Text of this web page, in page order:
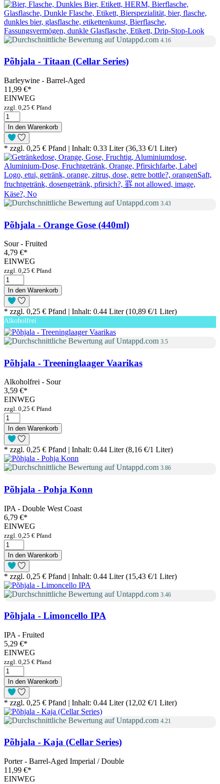
4.16
Põhjala - Titaan (Cellar Series)
Barleywine - Barrel-Aged
11,99 €*
EINWEG
zzgl. 0,25 € Pfand
In den Warenkorb
* zzgl. 0,25 € Pfand | Inhalt: 0.33 Liter (36,33 €/1 Liter)
3.43
Põhjala - Orange Gose (440ml)
Sour - Fruited
4,79 €*
EINWEG
zzgl. 0,25 € Pfand
In den Warenkorb
* zzgl. 0,25 € Pfand | Inhalt: 0.44 Liter (10,89 €/1 Liter)
Alkoholfrei
3.5
Põhjala - Treeninglaager Vaarikas
Alkoholfrei - Sour
3,59 €*
EINWEG
zzgl. 0,25 € Pfand
In den Warenkorb
* zzgl. 0,25 € Pfand | Inhalt: 0.44 Liter (8,16 €/1 Liter)
3.86
Põhjala - Pohja Konn
IPA - Double West Coast
6,79 €*
EINWEG
zzgl. 0,25 € Pfand
In den Warenkorb
* zzgl. 0,25 € Pfand | Inhalt: 0.44 Liter (15,43 €/1 Liter)
3.46
Põhjala - Limoncello IPA
IPA - Fruited
5,29 €*
EINWEG
zzgl. 0,25 € Pfand
In den Warenkorb
* zzgl. 0,25 € Pfand | Inhalt: 0.44 Liter (12,02 €/1 Liter)
4.21
Põhjala - Kaja (Cellar Series)
Porter - Barrel-Aged Imperial / Double
11,99 €*
EINWEG